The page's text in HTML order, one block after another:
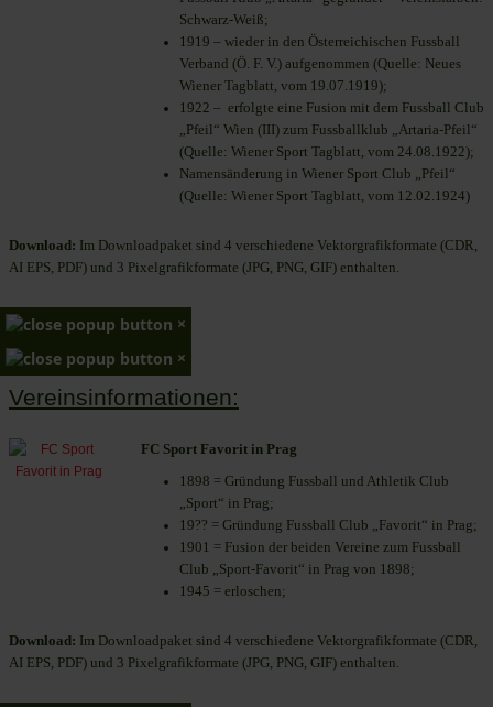
Schwarz-Weiß;
1919 – wieder in den Österreichischen Fussball
Verband (Ö. F. V.) aufgenommen (Quelle: Neues
Wiener Tagblatt, vom 19.07.1919);
1922 – erfolgte eine Fusion mit dem Fussball Club
„Pfeil“ Wien (III) zum Fussballklub „Artaria-Pfeil“
(Quelle: Wiener Sport Tagblatt, vom 24.08.1922);
Namensänderung in Wiener Sport Club „Pfeil“
(Quelle: Wiener Sport Tagblatt, vom 12.02.1924)
Download: Im Downloadpaket sind 4 verschiedene Vektorgrafikformate (CDR,
AI EPS, PDF) und 3 Pixelgrafikformate (JPG, PNG, GIF) enthalten.
×
×
Vereinsinformationen:
FC Sport Favorit in Prag
1898 = Gründung Fussball und Athletik Club
„Sport“ in Prag;
19?? = Gründung Fussball Club „Favorit“ in Prag;
1901 = Fusion der beiden Vereine zum Fussball
Club „Sport-Favorit“ in Prag von 1898;
1945 = erloschen;
Download: Im Downloadpaket sind 4 verschiedene Vektorgrafikformate (CDR,
AI EPS, PDF) und 3 Pixelgrafikformate (JPG, PNG, GIF) enthalten.